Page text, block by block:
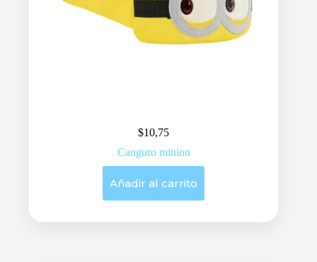
$10,75
Canguro minion
Añadir al carrito